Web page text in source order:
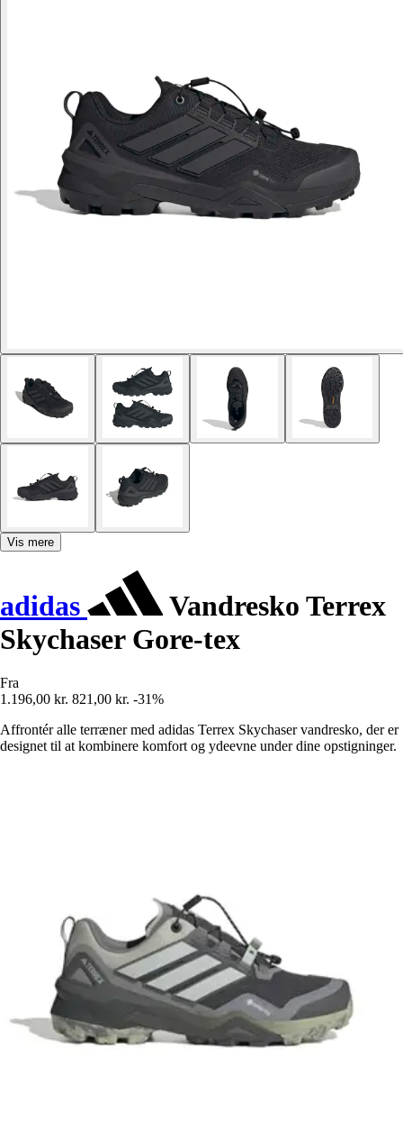
Vis mere
adidas
Vandresko Terrex
Skychaser Gore-tex
Fra
1.196,00 kr. 821,00 kr. -31%
Affrontér alle terræner med adidas Terrex Skychaser vandresko, der er
designet til at kombinere komfort og ydeevne under dine opstigninger.